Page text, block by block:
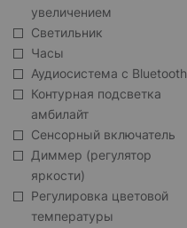
увеличением
Светильник
Часы
Аудиосистема с Bluetooth
Контурная подсветка
амбилайт
Сенсорный включатель
Диммер (регулятор
яркости)
Регулировка цветовой
температуры